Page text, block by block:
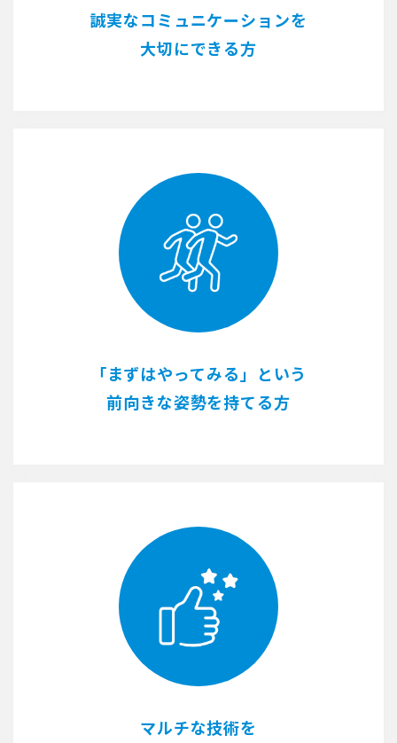
誠実なコミュニケーションを
大切にできる方
「まずはやってみる」という
前向きな姿勢を持てる方
マルチな技術を